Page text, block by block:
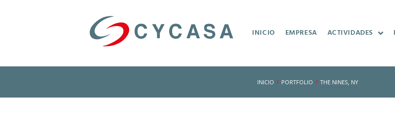
INICIO EMPRESA ACTIVIDADES
INICIO / PORTFOLIO / THE NINES, NY